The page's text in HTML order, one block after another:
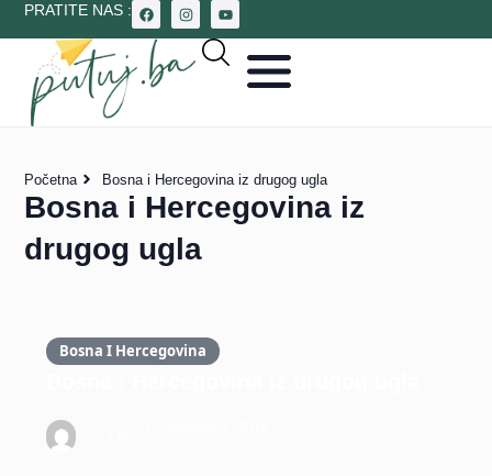
PRATITE NAS :
Početna Bosna i Hercegovina iz drugog ugla
Bosna i Hercegovina iz
drugog ugla
Bosna I Hercegovina